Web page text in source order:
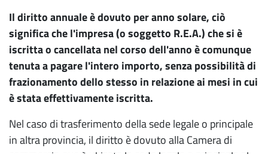
Transizione energetica
Internazionalizzazione
Enterprise Europe Network
Turismo beni culturali e sviluppo del territorio
Scopri il Molise
Il diritto annuale è dovuto per anno solare, ciò
significa che l'impresa (o soggetto R.E.A.) che si è
iscritta o cancellata nel corso dell'anno è comunque
tenuta a pagare l'intero importo, senza possibilità di
frazionamento dello stesso in relazione ai mesi in cui
è stata effettivamente iscritta.
Nel caso di trasferimento della sede legale o principale
in altra provincia, il diritto è dovuto alla Camera di